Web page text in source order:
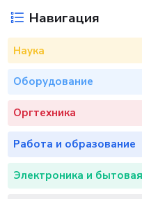
Навигация
Наука
Оборудование
Оргтехника
Работа и образование
Электроника и